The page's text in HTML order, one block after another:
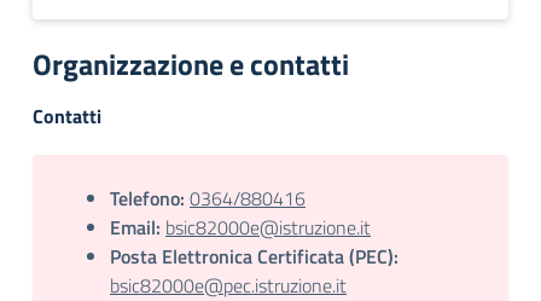
Organizzazione e contatti
Contatti
Telefono: 0364/880416
Email: bsic82000e@istruzione.it
Posta Elettronica Certificata (PEC):
bsic82000e@pec.istruzione.it